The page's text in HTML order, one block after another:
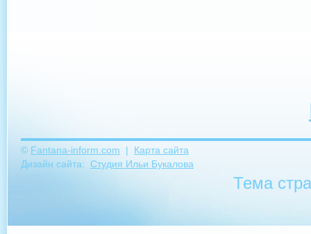
© Fantana-inform.com | Карта сайта
Дизайн сайта: Студия Ильи Букалова
Тема